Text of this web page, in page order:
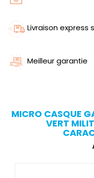
Livraison express
Meilleur garantie
MICRO CASQUE
VERT